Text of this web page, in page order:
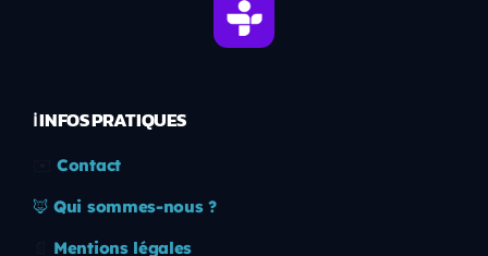
ℹ️ INFOS PRATIQUES
Contact
🦊 Qui sommes-nous ?
Mentions légales